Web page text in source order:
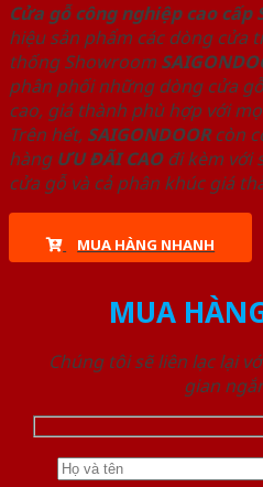
Cửa gỗ công nghiệp cao cấp
hiệu sản phẩm các dòng cửa
thống Showroom
phân phối những dòng cửa
cao, giá thành phù hợp với
Trên hết, SAIGONDOORcòn
hàng ƯU ĐÃI CAOđi kèm với
cửa gỗ và cả phân khúc giá
MUA HÀNG NHANH
MUA
Chúng tôi sẽ liên lạc lại
gian